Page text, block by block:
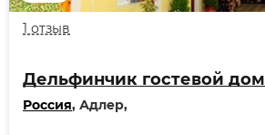
1 отзыв
Дельфинчик гостевой дом
Россия, Адлер,